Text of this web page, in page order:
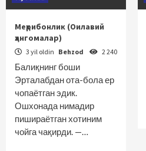
Меҳрибонлик (Оилавий
ҳангомалар)
3 yil oldin Behzod 2 240
Балиқнинг боши
Эрталабдан ота-бола ер
чопаётган эдик.
Ошхонада нимадир
пишираётган хотиним
чойга чақирди. —…